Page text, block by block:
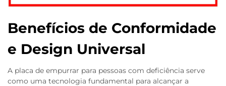
Benefícios de Conformidade
e Design Universal
A placa de empurrar para pessoas com deficiência serve
como uma tecnologia fundamental para alcançar a